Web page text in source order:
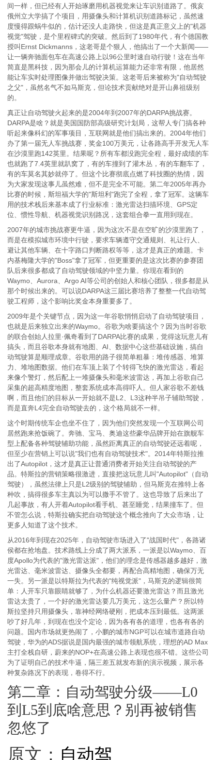
间一样，但已经有人开始琢磨用机器视觉来让车识别道路了。俄亥
俄州立大学搞了个项目，用摄像头和计算机识别道路标记，虽然速
度慢得跟蜗牛似的，估计还没人走路快，但这是真正意义上的"机器
视觉"驾驶，是个里程碑式的突破。然后到了1980年代，有个德国教
授叫Ernst Dickmanns，这老哥是个狠人，他搞出了一个大新闻——
让一辆奔驰面包车在高速公路上以96公里时速自动行驶！这在当年
简直是黑科技，因为那会儿的计算机运算能力还非常有限，他居然
能让车实时处理图像并做出驾驶决策。这老哥后来被称为"自动驾驶
之父"，虽然名气不如马斯克，但论技术贡献绝对是开山鼻祖级别
的。
真正让自动驾驶火起来的是2004年到2007年的DARPA挑战赛。
DARPA是啥？就是美国国防部高级研究计划局，这帮人专门搞各种
听起来像科幻的军事项目，互联网就是他们搞出来的。2004年他们
办了第一届无人车挑战赛，奖金100万美元，让各路高手开发无人车
在沙漠里跑142英里。结果呢？所有车都没跑完全程，最好成绩的车
也就跑了7.4英里就趴窝了，有的车撞到了灌木丛，有的车翻车了，
有的车莫名其妙就停了。但这个比赛彻底点燃了科技圈的热情，因
为大家发现这事儿虽然难，但不是完全不可能。第二年2005年再办
比赛的时候，斯坦福大学的"斯坦利"跑完了全程，拿了冠军。这辆车
用的技术栈后来基本成了行业标准：激光雷达扫描环境、GPS定
位、惯性导航、机器视觉识别路况，这套组合拳一直用到现在。
2007年的城市挑战赛更牛逼，因为这次不是在空旷的沙漠里跑了，
而是在模拟城市环境中行驶，要求车辆遵守交通规则、礼让行人、
避让其他车辆、在十字路口判断路权等等，这才是真正的难题。卡
内基梅隆大学的"Boss"拿了冠军，但更重要的是这次比赛的参赛团
队后来很多都成了自动驾驶领域的中坚力量。你现在看到的
Waymo、Aurora、Argo AI等公司的创始人和核心团队，很多都是从
那个时候出来的。可以说DARPA这三届比赛培养了整整一代自动驾
驶工程师，这个影响比奖金本身重要多了。
2009年是个关键节点，因为这一年谷歌悄悄启动了自动驾驶项目，
也就是后来独立出来的Waymo。谷歌为啥要搞这个？因为当时谷歌
的联合创始人拉里·佩奇看到了DARPA比赛的成果，觉得这玩意儿有
搞头，而且谷歌本身就有地图、AI、数据中心这些基础设施，搞自
动驾驶算是顺理成章。谷歌用的路子很简单粗暴：堆传感器、堆算
力、堆地图数据。他们在车顶上装了个转得飞快的激光雷达，看起
来像个警灯，然后配上一堆摄像头和毫米波雷达，再加上谷歌自己
采集的超高精度地图，整套系统成本高得吓人。但人家谷歌不差钱
啊，而且他们的目标从一开始就不是L2、L3这种半吊子辅助驾驶，
而是直奔L4完全自动驾驶去的，这个格局就不一样。
这个时期传统车企也坐不住了，因为他们突然发现一个互联网公司
居然跑来抢饭碗了。奔驰、宝马、奥迪这些豪华品牌开始在旗舰车
型上配备各种驾驶辅助功能，虽然距离真正的自动驾驶还远着呢，
但至少在营销上可以说"我们也有自动驾驶技术"。2014年特斯拉推
出了Autopilot，这才是真正让普通消费者开始关注自动驾驶的产
品。特斯拉的营销策略很激进，直接把这玩意儿叫"Autopilot"（自动
驾驶），虽然法律上只是L2级别的驾驶辅助，但马斯克在推特上各
种吹，搞得很多车主真以为可以撒手不管了。这也导致了后来出了
几起事故，有人开着Autopilot看手机、甚至睡觉，结果撞车了。但
不管怎么说，特斯拉确实把自动驾驶这个概念推向了大众市场，让
更多人知道了这个技术。
从2016年到现在2025年，自动驾驶市场进入了"战国时代"，各路诸
侯都在抢地盘。技术路线上分成了两大派系，一派是以Waymo、百
度Apollo为代表的"激光雷达派"，他们的理念是传感器越多越好，激
光雷达、毫米波雷达、摄像头全都要，再配合高精地图，确保万无
一失。另一派是以特斯拉为代表的"纯视觉派"，马斯克的逻辑很简
单：人开车只靠眼睛就够了，为什么机器还要激光雷达？而且激光
雷达太贵了，一个好的激光雷达要几万美元，这怎么量产？所以特
斯拉坚持只用摄像头，靠神经网络硬刚，把成本压到最低。这两派
吵了好几年，到现在也没个定论，因为各有各的道理，也各有各的
问题。国内市场就更热闹了，小鹏的城市NGP可以在城市道路自动
驾驶，华为的ADS据说是国内最强的城市领航系统，理想的AD Max
主打全栈自研，蔚来的NOP+在高速公路上表现也很不错。这些公司
为了证明自己的技术牛逼，隔三差五就发布新的演示视频，展示各
种复杂路况下的表现，卷得不行。
第二章：自动驾驶分级——L0
到L5到底啥意思？别再被销售
忽悠了
原文： 自动驾